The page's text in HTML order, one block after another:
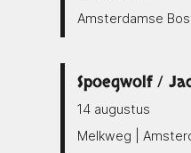
Amsterdamse
Spoegwolf /
14 augustus
Melkweg |